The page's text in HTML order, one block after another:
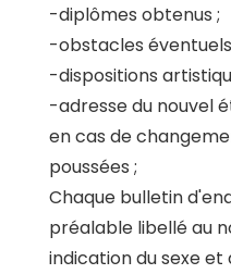
-diplômes obtenus ;
-obstacles
-dispositions
-adresse du nouvel
en cas de
poussées ;
Chaque bulletin
préalable libellé au
indication du sexe et